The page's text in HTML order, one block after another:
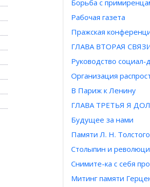
Борьба с
Рабочая газета
Пражская
ГЛАВА ВТОРАЯ
Руководство
Организация
В Париж к Ленину
ГЛАВА ТРЕТЬЯ Я
Будущее за нами
Памяти Л. Н. Толстого
Столыпин и
Снимите-ка с себя
Митинг памяти